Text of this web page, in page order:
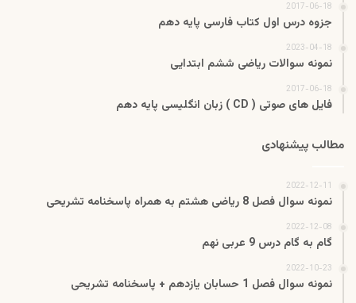
2017-06-18
جزوه درس اول کتاب فارسی پایه دهم
2023-04-18
نمونه سوالات ریاضی ششم ابتدایی
2017-06-18
فایل های صوتی ( CD ) زبان انگلیسی پایه دهم
مطالب پیشنهادی
2022-12-11
نمونه سوال فصل 8 ریاضی هشتم به همراه پاسخنامه تشریحی
2022-12-08
گام به گام درس 9 عربی نهم
2022-10-23
نمونه سوال فصل 1 حسابان یازدهم + پاسخنامه تشریحی